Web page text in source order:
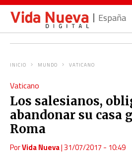
España
INICIO MUNDO VATICANO
Vaticano
Los salesianos,
abandonar su casa
Roma
PorVida Nueva|31/07/2017 - 10:49